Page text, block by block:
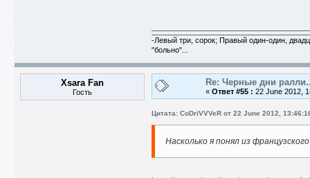
-Левый три, сорок; Правый один-один,
"больно"...
Xsara Fan
Гость
Re: Черные дни
« Ответ #55 : 22 June 2012,
Цитата: CoDriVVVeR от 22 June 2012,
Насколько я понял из